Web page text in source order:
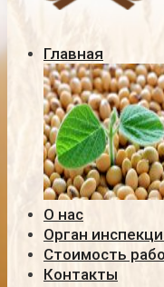
Главная
О нас
Орган
Стоимость
Контакты